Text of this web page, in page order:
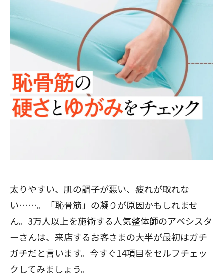
太りやすい、肌の調子が悪い、疲れが取れな
い……。「恥骨筋」の凝りが原因かもしれませ
ん。3万人以上を施術する人気整体師のアベシスタ
ーさんは、来店するお客さまの大半が最初はガチ
ガチだと言います。今すぐ14項目をセルフチェッ
クしてみましょう。